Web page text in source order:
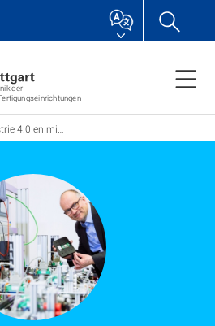
der
4.0 en miniature